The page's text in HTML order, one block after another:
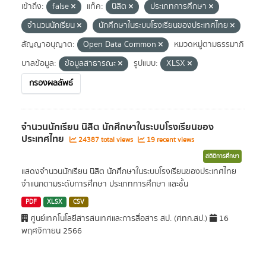
เข้าถึง:
false แท็ค: นิสิต
ประเภทการศึกษา
จำนวนนักเรียน
นักศึกษาในระบบโรงเรียนของประเทศไทย
สัญญาอนุญาต:
Open Data Common
หมวดหมู่ตามธรรมาภิ
บาลข้อมูล:
ข้อมูลสาธารณะ รูปแบบ:
XLSX
กรองผลลัพธ์
จำนวนนักเรียน นิสิต นักศึกษาในระบบโรงเรียนของ
ประเทศไทย 24387 total views 19 recent views
สถิติการศึกษา
แสดงจำนวนนักเรียน นิสิต นักศึกษาในระบบโรงเรียนของประเทศไทย
จำแนกตามระดับการศึกษา ประเภทการศึกษา และชั้น
PDF XLSX CSV
ศูนย์เทคโนโลยีสารสนเทศและการสื่อสาร สป. (ศทก.สป.)
16
พฤศจิกายน 2566